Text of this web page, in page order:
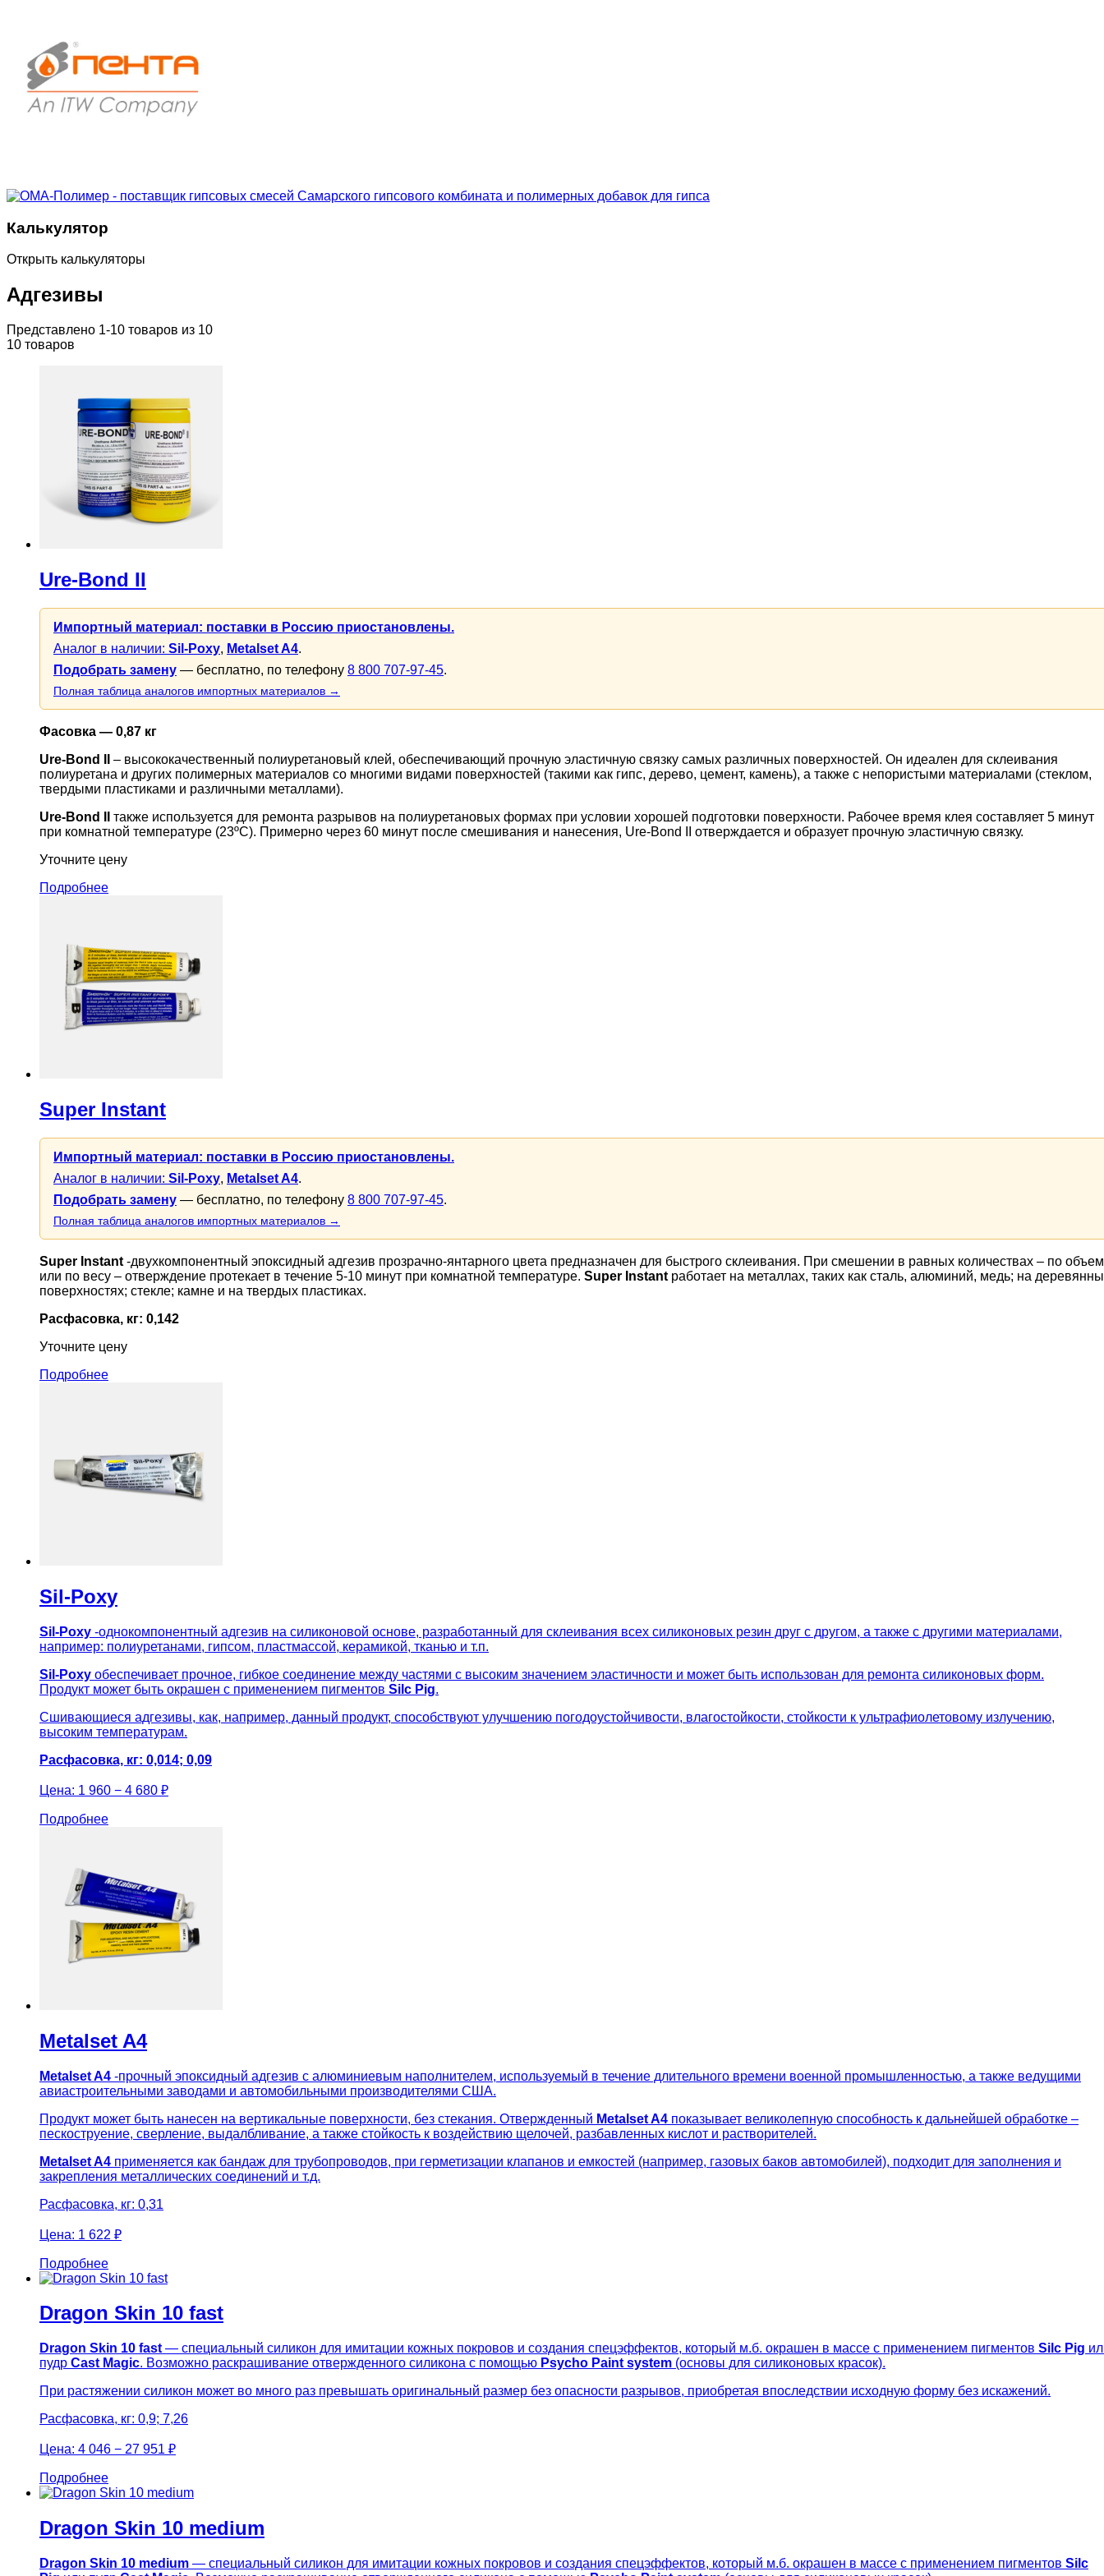
Калькулятор
Открыть калькуляторы
Адгезивы
Представлено 1-10 товаров из 10
10 товаров
Ure-Bond II
Импортный материал: поставки в Россию приостановлены.
Аналог в наличии: Sil-Poxy, Metalset A4.
Подобрать замену — бесплатно, по телефону 8 800 707-97-45.
Полная таблица аналогов импортных материалов →
Фасовка — 0,87 кг
Ure-Bond II – высококачественный полиуретановый клей, обеспечивающий прочную эластичную связку самых различных поверхностей. Он идеален для склеивания
полиуретана и других полимерных материалов со многими видами поверхностей (такими как гипс, дерево, цемент, камень), а также с непористыми материалами (стеклом,
твердыми пластиками и различными металлами).
Ure-Bond II также используется для ремонта разрывов на полиуретановых формах при условии хорошей подготовки поверхности. Рабочее время клея составляет 5 минут
при комнатной температуре (23ºС). Примерно через 60 минут после смешивания и нанесения, Ure-Bond II отверждается и образует прочную эластичную связку.
Уточните цену
Подробнее
Super Instant
Импортный материал: поставки в Россию приостановлены.
Аналог в наличии: Sil-Poxy, Metalset A4.
Подобрать замену — бесплатно, по телефону 8 800 707-97-45.
Полная таблица аналогов импортных материалов →
Super Instant -двухкомпонентный эпоксидный адгезив прозрачно-янтарного цвета предназначен для быстрого склеивания. При смешении в равных количествах – по
или по весу – отверждение протекает в течение 5-10 минут при комнатной температуре. Super Instant работает на металлах, таких как сталь, алюминий, медь; на
поверхностях; стекле; камне и на твердых пластиках.
Расфасовка, кг: 0,142
Уточните цену
Подробнее
Sil-Poxy
Sil-Poxy -однокомпонентный адгезив на силиконовой основе, разработанный для склеивания всех силиконовых резин друг с другом, а также с другими материалами,
например: полиуретанами, гипсом, пластмассой, керамикой, тканью и т.п.
Sil-Poxy обеспечивает прочное, гибкое соединение между частями с высоким значением эластичности и может быть использован для ремонта силиконовых форм.
Продукт может быть окрашен с применением пигментов Silc Pig.
Сшивающиеся адгезивы, как, например, данный продукт, способствуют улучшению погодоустойчивости, влагостойкости, стойкости к ультрафиолетовому излучению,
высоким температурам.
Расфасовка, кг: 0,014; 0,09
Цена: 1 960 − 4 680 ₽
Подробнее
Metalset A4
Metalset A4 -прочный эпоксидный адгезив с алюминиевым наполнителем, используемый в течение длительного времени военной промышленностью, а также ведущими
авиастроительными заводами и автомобильными производителями США.
Продукт может быть нанесен на вертикальные поверхности, без стекания. Отвержденный Metalset A4 показывает великолепную способность к дальнейшей обработке –
пескоструение, сверление, выдалбливание, а также стойкость к воздействию щелочей, разбавленных кислот и растворителей.
Metalset A4 применяется как бандаж для трубопроводов, при герметизации клапанов и емкостей (например, газовых баков автомобилей), подходит для заполнения и
закрепления металлических соединений и т.д.
Расфасовка, кг: 0,31
Цена: 1 622 ₽
Подробнее
Dragon Skin 10 fast
Dragon Skin 10 fast — специальный силикон для имитации кожных покровов и создания спецэффектов, который м.б. окрашен в массе с применением пигментов Silc Pig
пудр Cast Magic. Возможно раскрашивание отвержденного силикона с помощью Psycho Paint system (основы для силиконовых красок).
При растяжении силикон может во много раз превышать оригинальный размер без опасности разрывов, приобретая впоследствии исходную форму без искажений.
Расфасовка, кг: 0,9; 7,26
Цена: 4 046 − 27 951 ₽
Подробнее
Dragon Skin 10 medium
Dragon Skin 10 medium — специальный силикон для имитации кожных покровов и создания спецэффектов, который м.б. окрашен в массе с применением пигментов Silc